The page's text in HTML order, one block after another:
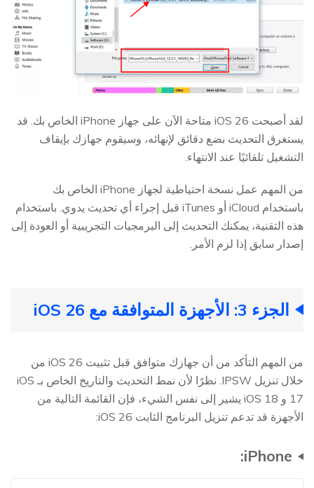
لقد أصبحت iOS 26 متاحة الآن على جهاز iPhone الخاص بك. قد
يستغرق التحديث بضع دقائق لإنهائه، وسيقوم جهازك بإيقاف
التشغيل تلقائيًا عند الانتهاء.
من المهم عمل نسخة احتياطية لجهاز iPhone الخاص بك
باستخدام iCloud أو iTunes قبل إجراء أي تحديث يدوي. باستخدام
هذه التقنية، يمكنك التحديث إلى البرمجيات التجريبية أو العودة إلى
إصدار سابق إذا لزم الأمر.
الجزء 3: الأجهزة المتوافقة مع iOS 26
من المهم التأكد من أن جهازك متوافق قبل تثبيت iOS 26 من
خلال تنزيل IPSW. نظرًا لأن نمط التحديث والتاريخ الخاص بـ iOS
17 و iOS 18 يشير إلى نفس الشيء، فإن القائمة التالية من
الأجهزة قد تدعم تنزيل البرنامج الثابت iOS 26:
iPhone: